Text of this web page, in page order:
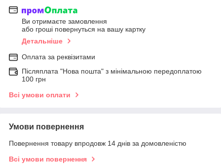
Ви отримаєте замовлення
або гроші повернуться на вашу картку
Детальніше
Оплата за реквізитами
Післяплата "Нова пошта" з мінімальною передоплатою
100 грн
Всі умови оплати
Умови повернення
Повернення товару впродовж 14 днів за домовленістю
Всі умови повернення